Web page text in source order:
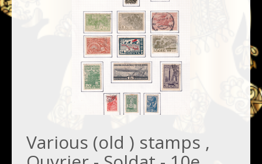
Various (old ) stamps ,